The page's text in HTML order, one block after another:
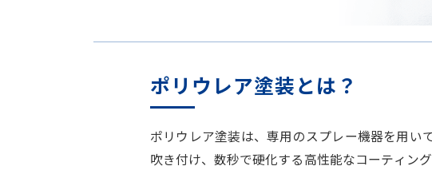
ポリウレア塗装とは？
ポリウレア塗装は、専用のスプレー機器を用い
吹き付け、数秒で硬化する高性能なコーティン